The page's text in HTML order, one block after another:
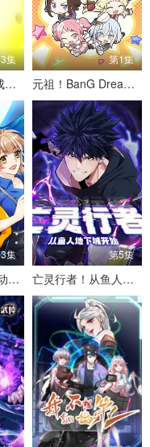
集
让出天赋后，我成了魔法界团宠
第1集
元祖！BanG Dream酱
集
从野怪开始升级 动态漫画
第5集
亡灵行者！从鱼人地下城开始 动态漫画